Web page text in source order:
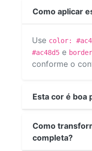
Como aplicar
Use color:
#ac48d5 e
conforme o
Esta cor é boa
Como
completa?